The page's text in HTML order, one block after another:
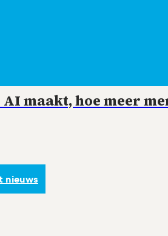
AI maakt, hoe meer
nieuws